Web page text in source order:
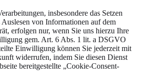
insbesondere das Setzen
von Informationen auf dem
erfolgen nur, wenn Sie uns hierzu Ihre
gem. Art. 6 Abs. 1 lit. a DSGVO
Einwilligung können Sie jederzeit mit
widerrufen, indem Sie diesen Dienst
bereitgestellte „Cookie-Consent-